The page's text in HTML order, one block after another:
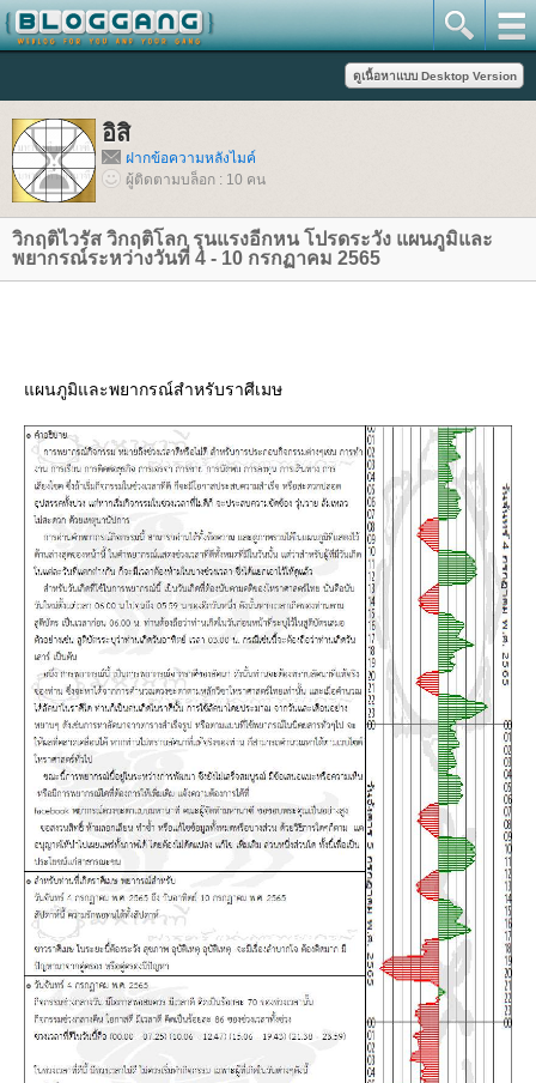
อิสิ
ฝากข้อความหลังไมค์
ผู้ติดตามบล็อก : 10 คน
วิกฤติไวรัส วิกฤติโลก รุนแรงอีกหน โปรดระวัง แผนภูมิและ
พยากรณ์ระหว่างวันที่ 4 - 10 กรกฏาคม 2565
ผนภูมิและพยากรณ์สำหรับราศีเมษ